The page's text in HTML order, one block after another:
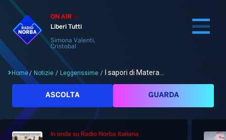
ON AIR
Liberi Tutti
Simona Valenti,
Cristobal
Cerca
Home/ Notizie / Leggerissime / I sapori di Matera...
ASCOLTA GUARDA
In onda su Radio Norba Italiana